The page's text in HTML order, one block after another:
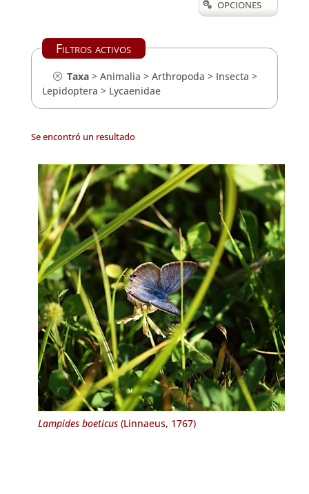
 OPCIONES
Filtros activos
Taxa> Animalia > Arthropoda > Insecta >
Lepidoptera > Lycaenidae
Se encontró un resultado
Lampides boeticus(Linnaeus, 1767)